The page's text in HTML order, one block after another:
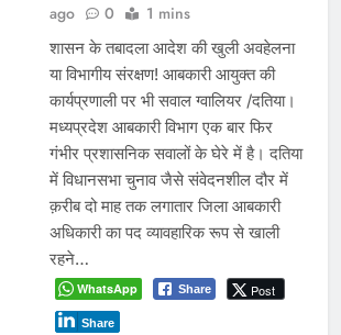
ago
0 1 mins
शासन के तबादला आदेश की खुली अवहेलना
या विभागीय संरक्षण! आबकारी आयुक्त की
कार्यप्रणाली पर भी सवाल ग्वालियर /दतिया।
मध्यप्रदेश आबकारी विभाग एक बार फिर
गंभीर प्रशासनिक सवालों के घेरे में है। दतिया
में विधानसभा चुनाव जैसे संवेदनशील दौर में
क़रीब दो माह तक लगातार जिला आबकारी
अधिकारी का पद व्यावहारिक रूप से खाली
रहने…
WhatsApp Share Post
Share